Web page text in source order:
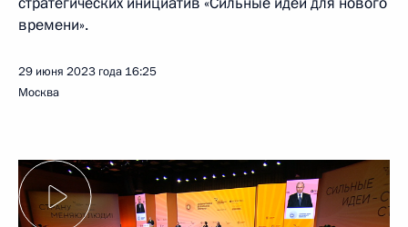
времени».
29 июня 2023 года 16:25
Москва